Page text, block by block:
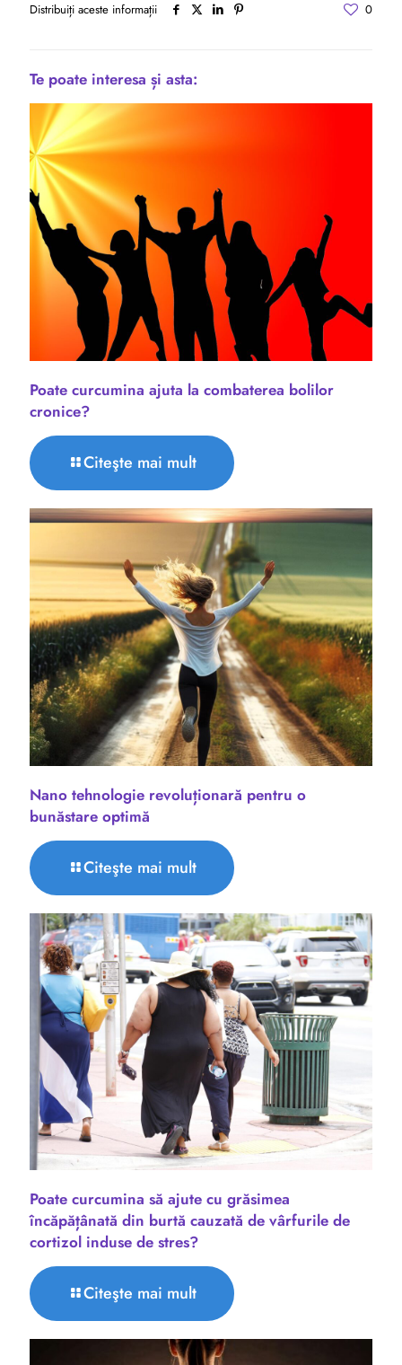
Distribuiți aceste informații 0
Te poate interesa și asta:
Poate curcumina ajuta la combaterea bolilor
cronice?
Citeşte mai mult
Nano tehnologie revoluționară pentru o
bunăstare optimă
Citeşte mai mult
Poate curcumina să ajute cu grăsimea
încăpățânată din burtă cauzată de vârfurile de
cortizol induse de stres?
Citeşte mai mult